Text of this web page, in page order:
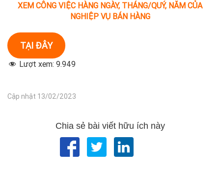
XEM CÔNG VIỆC HÀNG NGÀY, THÁNG/QUÝ, NĂM CỦA
NGHIỆP VỤ BÁN HÀNG
TẠI ĐÂY
Lượt xem: 9.949
Cập nhật 13/02/2023
Chia sẻ bài viết hữu ích này